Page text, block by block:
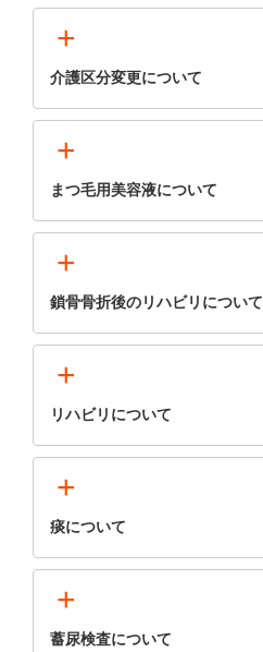
+
介護区分変更について
+
まつ毛用美容液について
+
鎖骨骨折後のリハビリについて
+
リハビリについて
+
痰について
+
蓄尿検査について